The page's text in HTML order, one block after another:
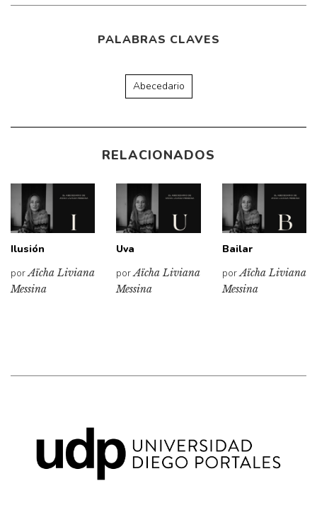
PALABRAS CLAVES
Abecedario
RELACIONADOS
Ilusión
porAïcha Liviana
Messina
Uva
porAïcha Liviana
Messina
Bailar
porAïcha Liviana
Messina